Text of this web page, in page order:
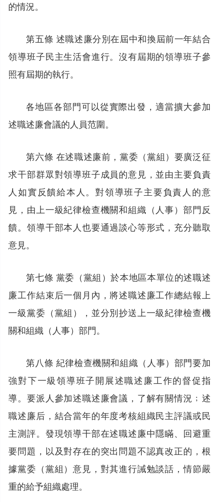
的情況。
第五條 述職述廉分別在屆中和換屆前一年結合
領導班子民主生活會進行。沒有屆期的領導班子參
照有屆期的執行。
各地區各部門可以從實際出發，適當擴大參加
述職述廉會議的人員范圍。
第六條 在述職述廉前，黨委（黨組）要廣泛征
求干部群眾對領導班子成員的意見，並由主要負責
人如實反饋給本人。對領導班子主要負責人的意
見，由上一級紀律檢查機關和組織（人事）部門反
饋。領導干部本人也要通過談心等形式，充分聽取
意見。
第七條 黨委（黨組）於本地區本單位的述職述
廉工作結束后一個月內，將述職述廉工作總結報上
一級黨委（黨組），並分別抄送上一級紀律檢查機
關和組織（人事）部門。
第八條 紀律檢查機關和組織（人事）部門要加
強對下一級領導班子開展述職述廉工作的督促指
導。要派人參加述職述廉會議，了解有關情況﹔述
職述廉后，結合當年的年度考核組織民主評議或民
主測評。發現領導干部在述職述廉中隱瞞、回避重
要問題，以及對存在的突出問題不認真改正的，根
據黨委（黨組）意見，對其進行誡勉談話，情節嚴
重的給予組織處理。